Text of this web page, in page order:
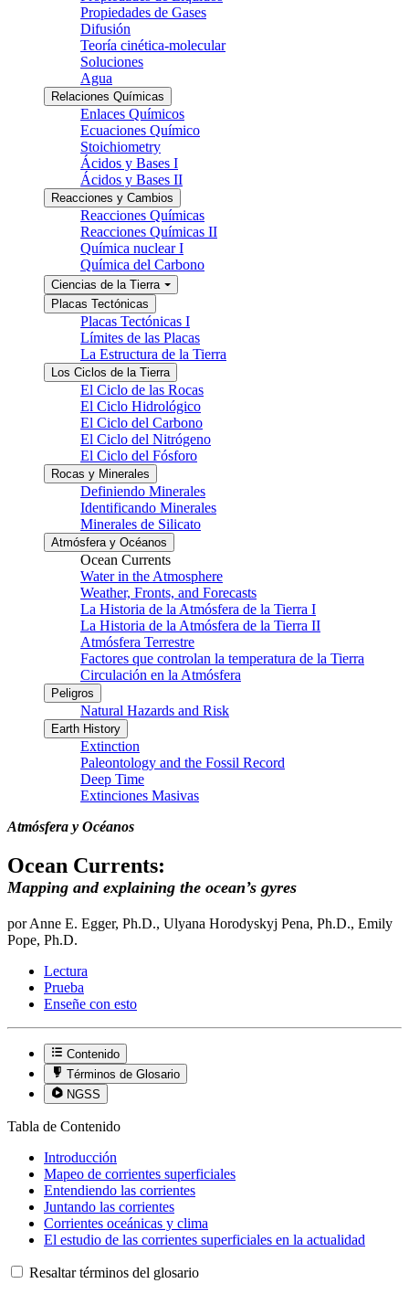
Propiedades de Gases
Difusión
Teoría cinética-molecular
Soluciones
Agua
Relaciones Químicas
Enlaces Químicos
Ecuaciones Químico
Stoichiometry
Ácidos y Bases I
Ácidos y Bases II
Reacciones y Cambios
Reacciones Químicas
Reacciones Químicas II
Química nuclear I
Química del Carbono
Ciencias de la Tierra
Placas Tectónicas
Placas Tectónicas I
Límites de las Placas
La Estructura de la Tierra
Los Ciclos de la Tierra
El Ciclo de las Rocas
El Ciclo Hidrológico
El Ciclo del Carbono
El Ciclo del Nitrógeno
El Ciclo del Fósforo
Rocas y Minerales
Definiendo Minerales
Identificando Minerales
Minerales de Silicato
Atmósfera y Océanos
Ocean Currents
Water in the Atmosphere
Weather, Fronts, and Forecasts
La Historia de la Atmósfera de la Tierra I
La Historia de la Atmósfera de la Tierra II
Atmósfera Terrestre
Factores que controlan la temperatura de la Tierra
Circulación en la Atmósfera
Peligros
Natural Hazards and Risk
Earth History
Extinction
Paleontology and the Fossil Record
Deep Time
Extinciones Masivas
Atmósfera y Océanos
Ocean Currents:
Mapping and explaining the ocean’s gyres
por Anne E. Egger, Ph.D., Ulyana Horodyskyj Pena, Ph.D., Emily
Pope, Ph.D.
Lectura
Prueba
Enseñe con esto
Contenido
Términos de Glosario
NGSS
Tabla de Contenido
Introducción
Mapeo de corrientes superficiales
Entendiendo las corrientes
Juntando las corrientes
Corrientes oceánicas y clima
El estudio de las corrientes superficiales en la actualidad
Resaltar términos del glosario